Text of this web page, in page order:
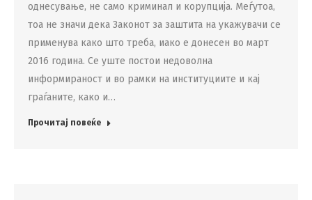
однесување, не само криминал и корупција. Меѓутоа,
тоа не значи дека Законот за заштита на укажувачи се
применува како што треба, иако е донесен во март
2016 година. Се уште постои недоволна
информираност и во рамки на институциите и кај
граѓаните, како и…
Прочитај повеќе